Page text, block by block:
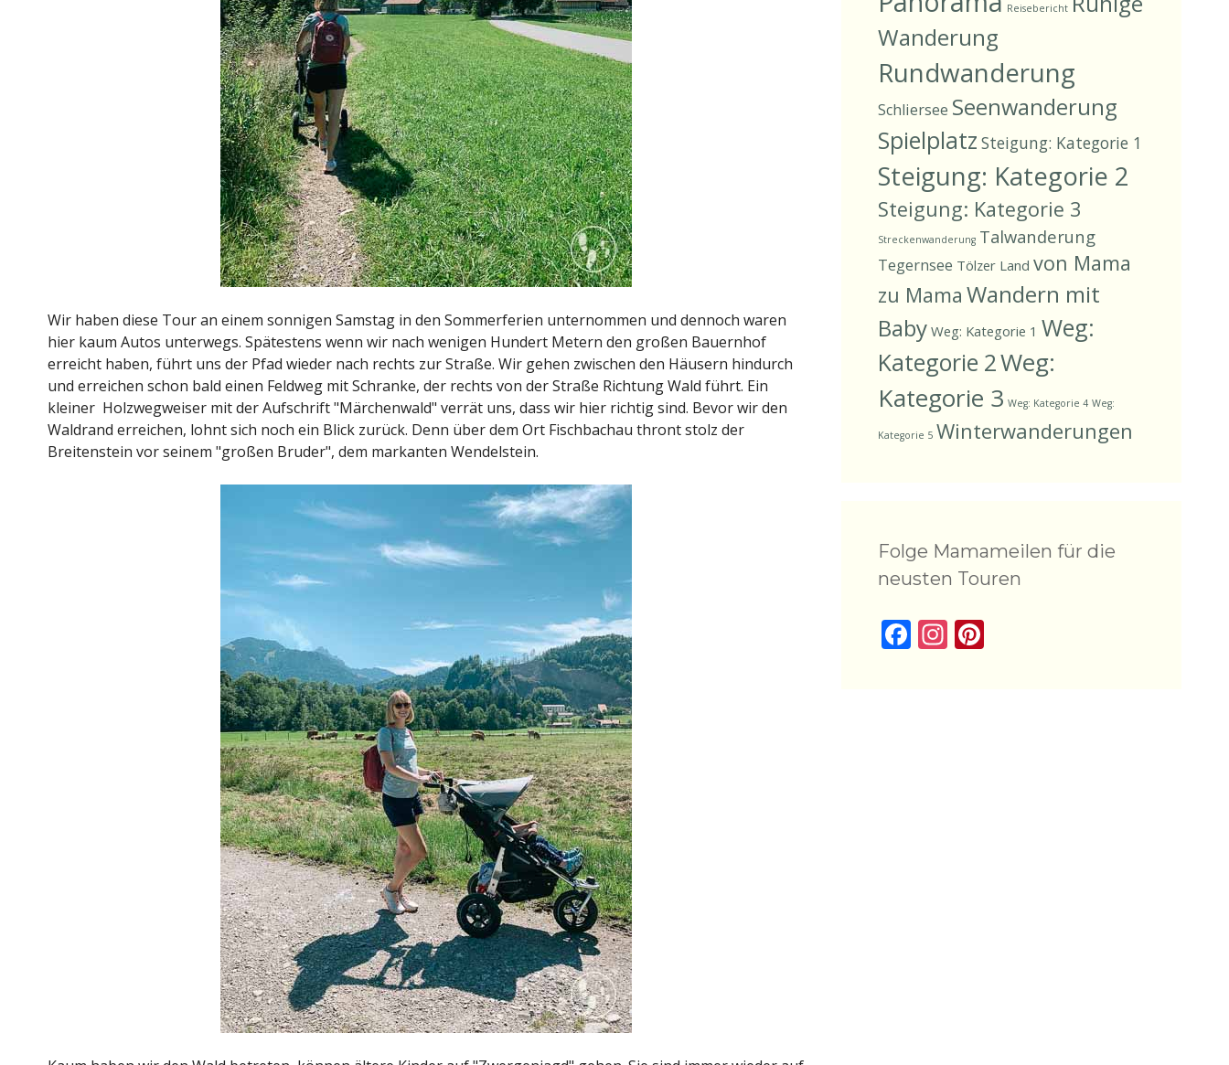
Wir haben diese Tour an einem sonnigen Samstag in den Sommerferien unternommen und dennoch waren
hier kaum Autos unterwegs. Spätestens wenn wir nach wenigen Hundert Metern den großen Bauernhof
erreicht haben, führt uns der Pfad wieder nach rechts zur Straße. Wir gehen zwischen den Häusern hindurch
und erreichen schon bald einen Feldweg mit Schranke, der rechts von der Straße Richtung Wald führt. Ein
kleiner Holzwegweiser mit der Aufschrift "Märchenwald" verrät uns, dass wir hier richtig sind. Bevor wir den
Waldrand erreichen, lohnt sich noch ein Blick zurück. Denn über dem Ort Fischbachau thront stolz der
Breitenstein vor seinem "großen Bruder", dem markanten Wendelstein.
Reisebericht
Wanderung
Rundwanderung
Schliersee Seenwanderung
Spielplatz Steigung: Kategorie 1
Steigung: Kategorie 2
Steigung: Kategorie 3
Streckenwanderung Talwanderung
Tegernsee Tölzer Land von Mama
zu Mama Wandern mit
Baby Weg: Kategorie 1 Weg:
Kategorie 2Weg:
Kategorie 3 Weg: Kategorie 4 Weg:
Kategorie 5 Winterwanderungen
Folge Mamameilen für die
neusten Touren
F In